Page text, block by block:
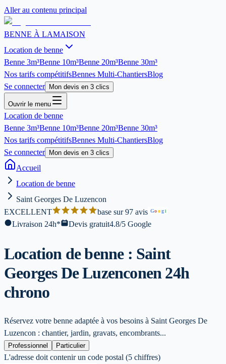
Aller au contenu principal
BENNE À LAMAISON
Location de benne
Benne 3m³Benne 10m³Benne 20m³Benne 30m³
Nos tarifs compétitifsBennes Multi-ChantiersBlog
Se connecter
Mon devis en 3 clics
Ouvrir le menu
Location de benne
Benne 3m³Benne 10m³Benne 20m³Benne 30m³
Nos tarifs compétitifsBennes Multi-ChantiersBlog
Se connecter
Mon devis en 3 clics
Accueil
Location de benne
Saint Georges De Luzencon
EXCELLENT
base sur 97 avis Goog l
Livraison 24h* Devis gratuit4.8/5 Google
Location de benne : Saint
Georges De Luzenconen 24h
chrono
Réservez votre benne adaptée à vos besoins à Saint Georges De
Luzencon : chantier, jardin, gravats, encombrants...
Professionnel Particulier
L'adresse doit contenir un code postal (5 chiffres)